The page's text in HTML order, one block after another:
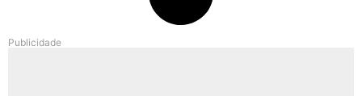
Publicidade